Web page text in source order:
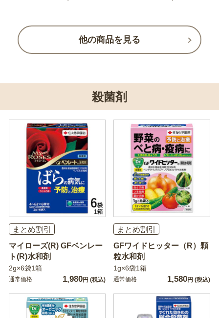
他の商品を見る
殺菌剤
まとめ割引
マイローズ(R) GFベンレー
ト(R)水和剤
2g×6袋1箱
通常価格 1,980円 (税込)
まとめ割引
GFワイドヒッター（R）顆
粒水和剤
1g×6袋1箱
通常価格 1,580円 (税込)